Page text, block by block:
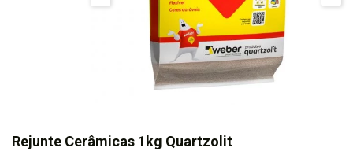
Rejunte Cerâmicas 1kg Quartzolit